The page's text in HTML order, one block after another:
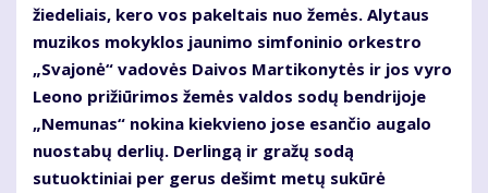
žiedeliais, kero vos pakeltais nuo žemės. Alytaus
muzikos mokyklos jaunimo simfoninio orkestro
„Svajonė“ vadovės Daivos Martikonytės ir jos vyro
Leono prižiūrimos žemės valdos sodų bendrijoje
„Nemunas“ nokina kiekvieno jose esančio augalo
nuostabų derlių. Derlingą ir gražų sodą
sutuoktiniai per gerus dešimt metų sukūrė